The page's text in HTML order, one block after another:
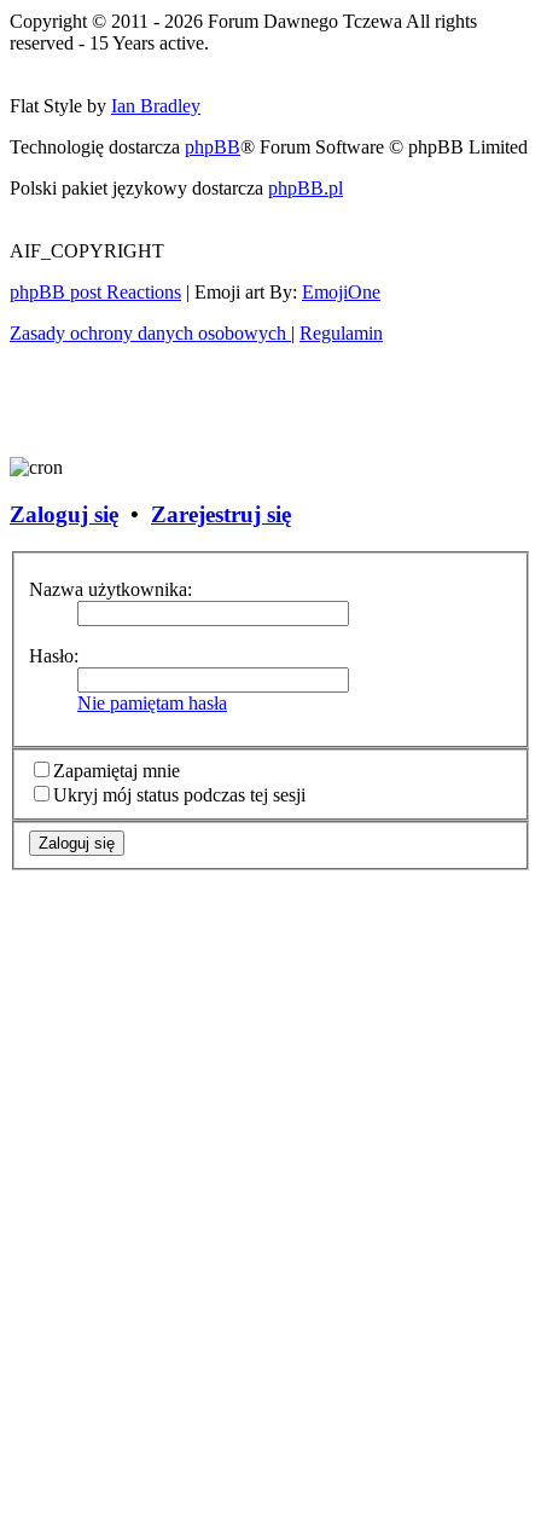
Copyright © 2011 - 2026 Forum Dawnego Tczewa All rights
reserved - 15 Years active.
Flat Style by Ian Bradley
Technologię dostarcza phpBB® Forum Software © phpBB Limited
Polski pakiet językowy dostarcza phpBB.pl
AIF_COPYRIGHT
phpBB post Reactions | Emoji art By: EmojiOne
Zasady ochrony danych osobowych | Regulamin
Zaloguj się • Zarejestruj się
Nazwa użytkownika:
Hasło:
Nie pamiętam hasła
Zapamiętaj mnie
Ukryj mój status podczas tej sesji